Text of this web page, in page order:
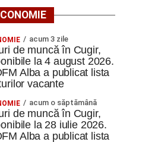
acum 3 zile
de muncă în Cugir,
la 4 august 2026.
Alba a publicat lista
vacante
acum o săptămână
de muncă în Cugir,
la 28 iulie 2026.
Alba a publicat lista